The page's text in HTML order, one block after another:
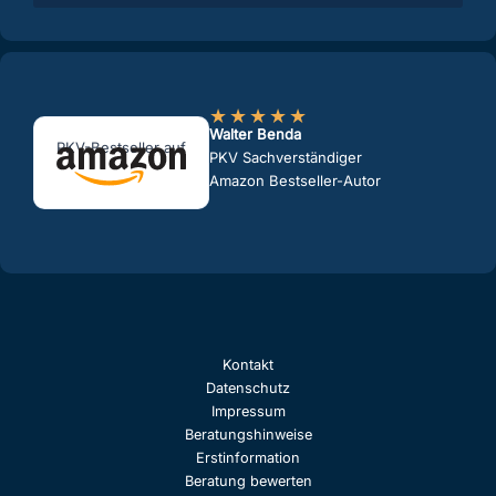
PKV-Bestseller auf
★★★★★
Walter Benda
PKV Sachverständiger
Amazon Bestseller-Autor
Kontakt
Datenschutz
Impressum
Beratungshinweise
Erstinformation
Beratung bewerten